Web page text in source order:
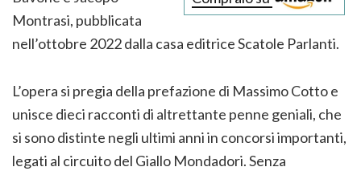
Montrasi, pubblicata
nell’ottobre 2022 dalla casa editrice Scatole Parlanti.
L’opera si pregia della prefazione di Massimo Cotto e
unisce dieci racconti di altrettante penne geniali, che
si sono distinte negli ultimi anni in concorsi importanti,
legati al circuito del Giallo Mondadori. Senza